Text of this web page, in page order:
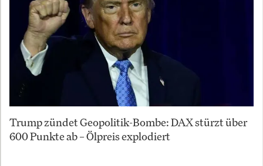
Trump zündet Geopolitik-Bombe: DAX stürzt über
600 Punkte ab – Ölpreis explodiert